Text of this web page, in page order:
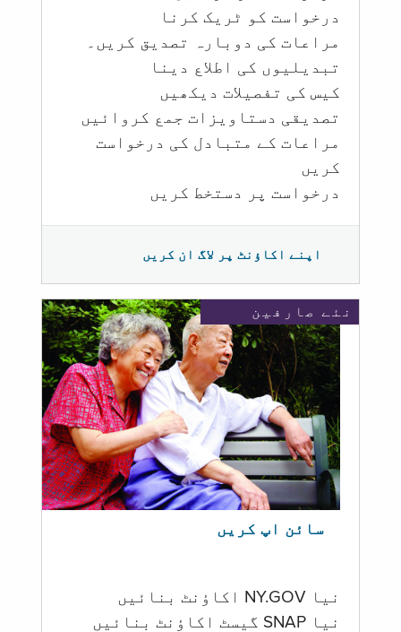
درخواست کو ٹریک کرنا
مراعات کی دوبارہ تصدیق کریں۔
تبدیلیوں کی اطلاع دینا
کیس کی تفصیلات دیکھیں
تصدیقی دستاویزات جمع کروائیں
مراعات کے متبادل کی درخواست
کریں
درخواست پر دستخط کریں
اپنے اکاؤنٹ پر لاگ ان کریں
نئے صارفین
سائن اپ کریں
نیا NY.GOV اکاؤنٹ بنائیں
نیا SNAP گیسٹ اکاؤنٹ بنائیں